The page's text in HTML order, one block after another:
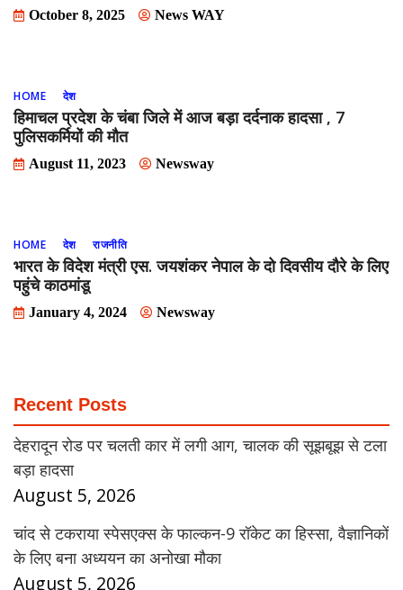
October 8, 2025 News WAY
HOME देश
हिमाचल प्रदेश के चंबा जिले में आज बड़ा दर्दनाक हादसा , 7
पुलिसकर्मियों की मौत
August 11, 2023 Newsway
HOME देश राजनीति
भारत के विदेश मंत्री एस. जयशंकर नेपाल के दो दिवसीय दौरे के लिए
पहुंचे काठमांडू
January 4, 2024 Newsway
Recent Posts
देहरादून रोड पर चलती कार में लगी आग, चालक की सूझबूझ से टला
बड़ा हादसा
August 5, 2026
चांद से टकराया स्पेसएक्स के फाल्कन-9 रॉकेट का हिस्सा, वैज्ञानिकों
के लिए बना अध्ययन का अनोखा मौका
August 5, 2026